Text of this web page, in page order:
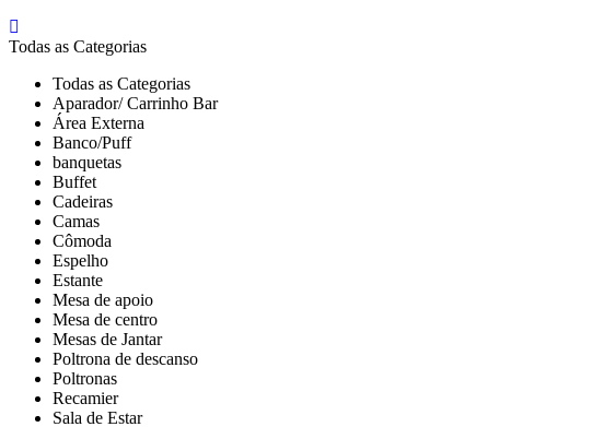
Todas as Categorias
Todas as Categorias
Aparador/ Carrinho Bar
Área Externa
Banco/Puff
banquetas
Buffet
Cadeiras
Camas
Cômoda
Espelho
Estante
Mesa de apoio
Mesa de centro
Mesas de Jantar
Poltrona de descanso
Poltronas
Recamier
Sala de Estar